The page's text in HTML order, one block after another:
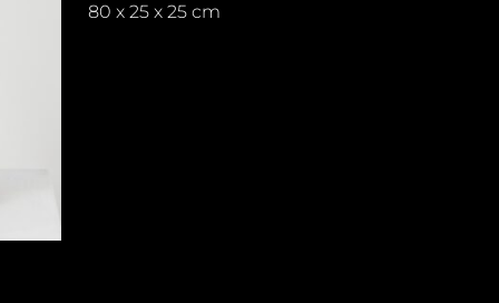
80 x 25 x 25 cm